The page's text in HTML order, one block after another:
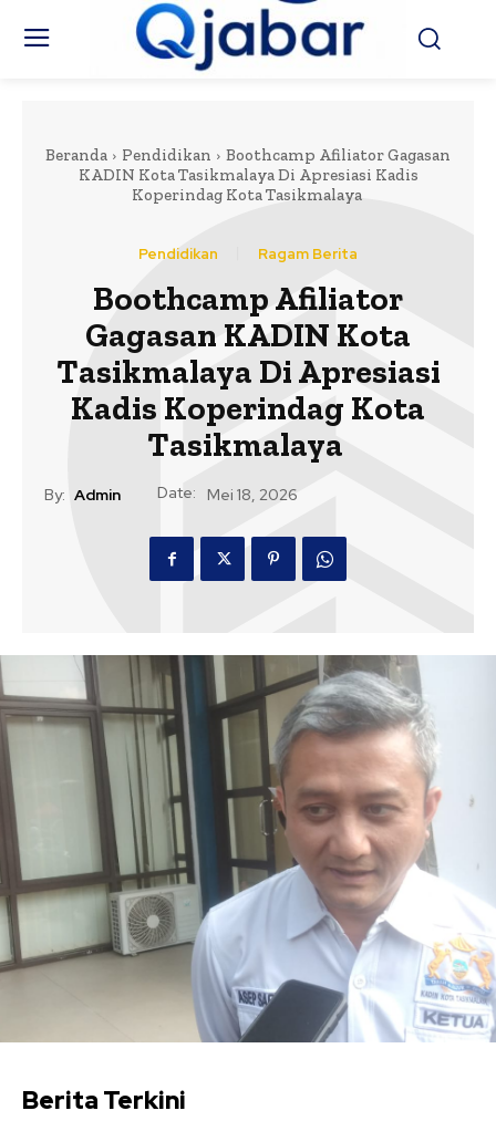
Beranda Pendidikan
Boothcamp Afiliator Gagasan
KADIN Kota Tasikmalaya Di Apresiasi Kadis
Koperindag Kota Tasikmalaya
Pendidikan Ragam Berita
Boothcamp Afiliator
Gagasan KADIN Kota
Tasikmalaya Di Apresiasi
Kadis Koperindag Kota
Tasikmalaya
By: Admin Date: Mei 18, 2026
Berita Terkini